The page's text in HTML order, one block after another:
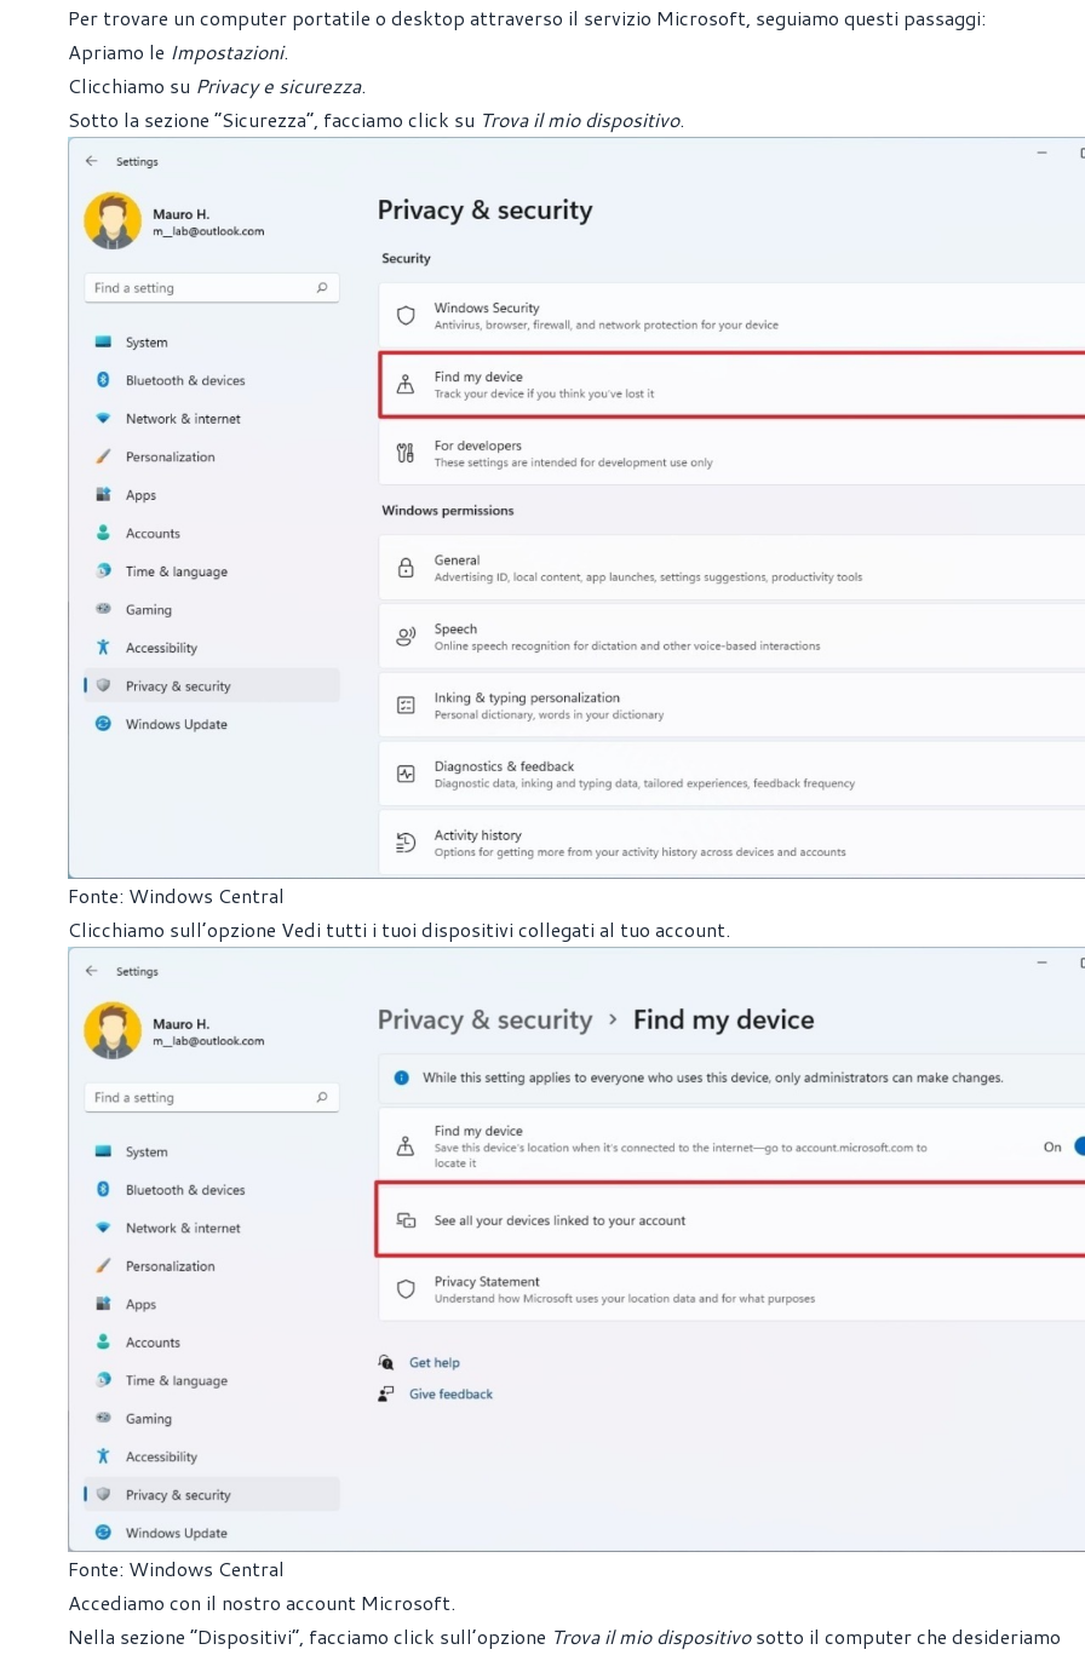
Per trovare un computer portatile o desktop attraverso il servizio Microsoft, seguiamo questi passaggi:
Apriamo le Impostazioni.
Clicchiamo su Privacy e sicurezza.
Sotto la sezione “Sicurezza”, facciamo click su Trova il mio dispositivo.
Fonte: Windows Central
Clicchiamo sull’opzione Vedi tutti i tuoi dispositivi collegati al tuo account.
Fonte: Windows Central
Accediamo con il nostro account Microsoft.
Nella sezione “Dispositivi”, facciamo click sull’opzione Trova il mio dispositivosotto il computer che desideriamo